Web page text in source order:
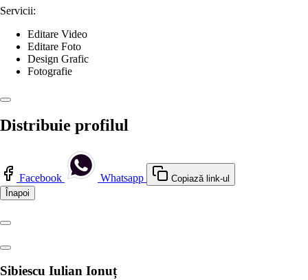
Servicii:
Editare Video
Editare Foto
Design Grafic
Fotografie
Distribuie profilul
Facebook Whatsapp
Copiază link-ul
Înapoi
Sibiescu Iulian Ionuț